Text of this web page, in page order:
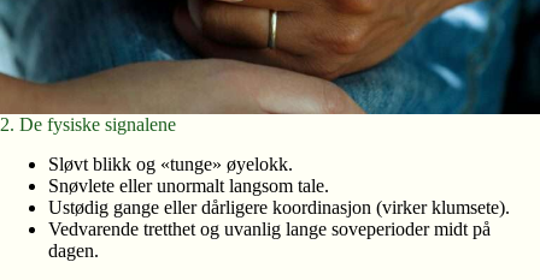
2. De fysiske signalene
Sløvt blikk og «tunge» øyelokk.
Snøvlete eller unormalt langsom tale.
Ustødig gange eller dårligere koordinasjon (virker klumsete).
Vedvarende tretthet og uvanlig lange soveperioder midt på
dagen.